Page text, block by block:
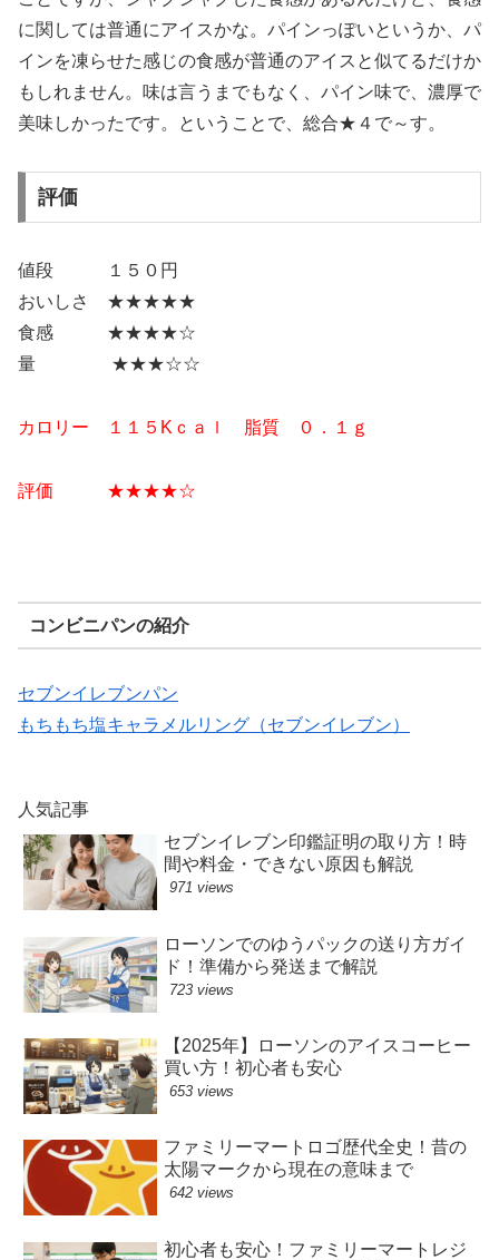
に関しては普通にアイスかな。パインっぽいというか、パ
インを凍らせた感じの食感が普通のアイスと似てるだけか
もしれません。味は言うまでもなく、パイン味で、濃厚で
美味しかったです。ということで、総合★４で～す。
評価
値段 １５０円
おいしさ ★★★★★
食感 ★★★★☆
量 ★★★☆☆
カロリー １１５Kｃａｌ 脂質 ０．１ｇ
評価 ★★★★☆
コンビニパンの紹介
セブンイレブンパン
もちもち塩キャラメルリング（セブンイレブン）
人気記事
セブンイレブン印鑑証明の取り方！時
間や料金・できない原因も解説
971 views
ローソンでのゆうパックの送り方ガイ
ド！準備から発送まで解説
723 views
【2025年】ローソンのアイスコーヒー
買い方！初心者も安心
653 views
ファミリーマートロゴ歴代全史！昔の
太陽マークから現在の意味まで
642 views
初心者も安心！ファミリーマートレジ